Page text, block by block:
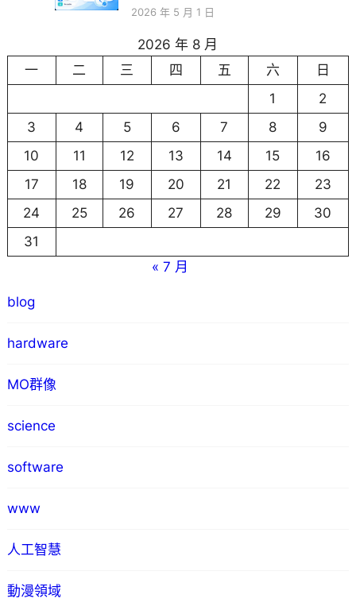
2026 年 5 月 1 日
2026 年 8 月
一
二 三 四 五 六
日
1
2
3
4 5 6 7 8
9
10
11 12 13 14 15
16
17
18 19 20 21 22
23
24
25 26 27 28 29
30
31
« 7 月
blog
hardware
MO群像
science
software
www
人工智慧
動漫領域